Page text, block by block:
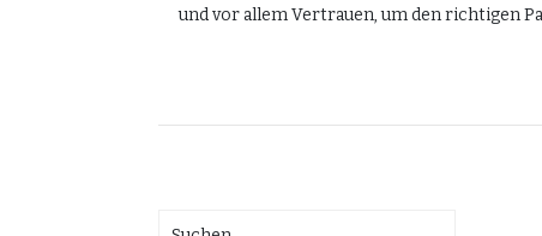
und vor allem Vertrauen, um den richtigen